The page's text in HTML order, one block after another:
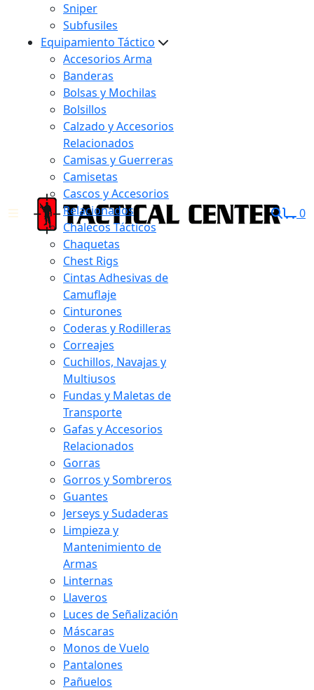
Sniper
Subfusiles
Equipamiento Táctico
Accesorios Arma
Banderas
Bolsas y Mochilas
Bolsillos
Calzado y Accesorios
Relacionados
Camisas y Guerreras
Camisetas
Cascos y Accesorios
Relacionados
Chalecos Tácticos
Chaquetas
Chest Rigs
Cintas Adhesivas de
Camuflaje
Cinturones
Coderas y Rodilleras
Correajes
Cuchillos, Navajas y
Multiusos
Fundas y Maletas de
Transporte
Gafas y Accesorios
Relacionados
Gorras
Gorros y Sombreros
Guantes
Jerseys y Sudaderas
Limpieza y
Mantenimiento de
Armas
Linternas
Llaveros
Luces de Señalización
Máscaras
Monos de Vuelo
Pantalones
Pañuelos
0